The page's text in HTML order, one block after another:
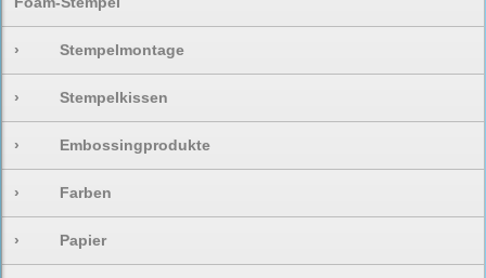
› Stempelmontage
› Stempelkissen
› Embossingprodukte
› Farben
› Papier